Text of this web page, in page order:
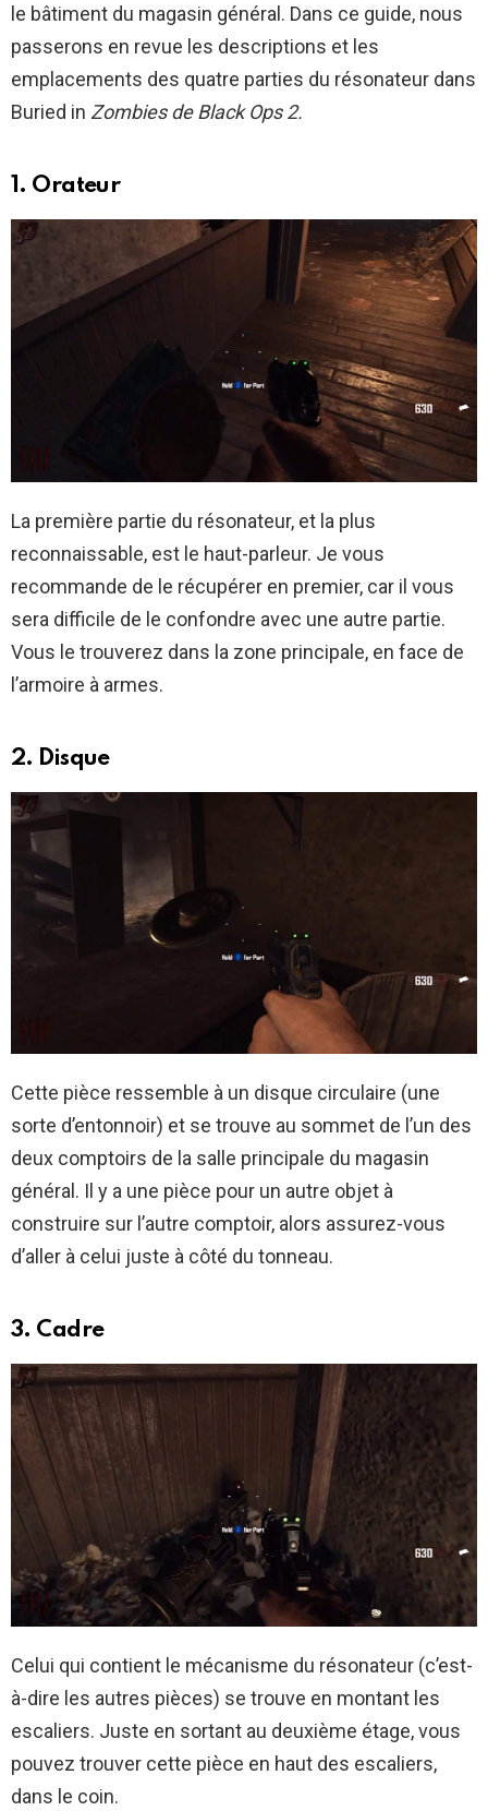
le bâtiment du magasin général. Dans ce guide, nous
passerons en revue les descriptions et les
emplacements des quatre parties du résonateur dans
Buried in Zombies de Black Ops 2.
1. Orateur
La première partie du résonateur, et la plus
reconnaissable, est le haut-parleur. Je vous
recommande de le récupérer en premier, car il vous
sera difficile de le confondre avec une autre partie.
Vous le trouverez dans la zone principale, en face de
l’armoire à armes.
2. Disque
Cette pièce ressemble à un disque circulaire (une
sorte d’entonnoir) et se trouve au sommet de l’un des
deux comptoirs de la salle principale du magasin
général. Il y a une pièce pour un autre objet à
construire sur l’autre comptoir, alors assurez-vous
d’aller à celui juste à côté du tonneau.
3. Cadre
Celui qui contient le mécanisme du résonateur (c’est-
à-dire les autres pièces) se trouve en montant les
escaliers. Juste en sortant au deuxième étage, vous
pouvez trouver cette pièce en haut des escaliers,
dans le coin.